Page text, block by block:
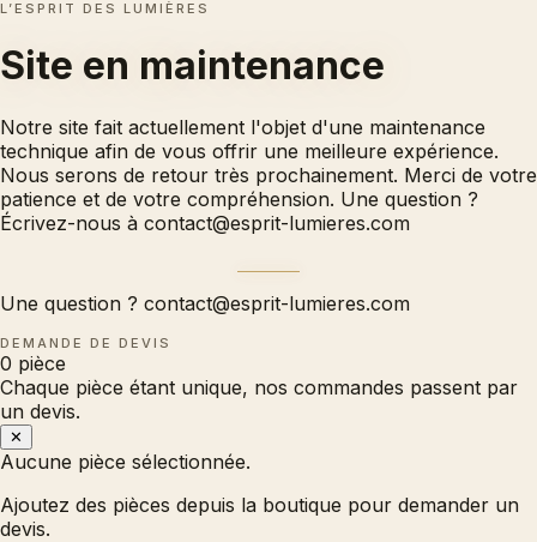
L’ESPRIT DES LUMIÈRES
Site en maintenance
Notre site fait actuellement l'objet d'une maintenance
technique afin de vous offrir une meilleure expérience.
Nous serons de retour très prochainement. Merci de votre
patience et de votre compréhension. Une question ?
Écrivez-nous à contact@esprit-lumieres.com
Une question ? contact@esprit-lumieres.com
DEMANDE DE DEVIS
0 pièce
Chaque pièce étant unique, nos commandes passent par
un devis.
✕
Aucune pièce sélectionnée.
Ajoutez des pièces depuis la boutique pour demander un
devis.